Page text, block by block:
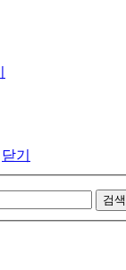
닫기
검색